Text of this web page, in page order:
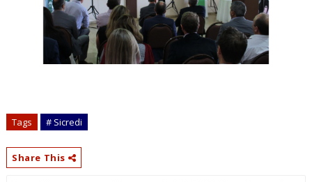
Tags # Sicredi
Share This